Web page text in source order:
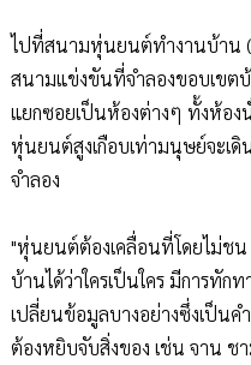
ไปที่สนามหุ่นยนต์ทำงานบ้าน
สนามแข่งขันที่จำลองขอบเขต
แยกซอยเป็นห้องต่างๆ ทั้งห้อง
หุ่นยนต์สูงเกือบเท่ามนุษย์จะเ
จำลอง
"หุ่นยนต์ต้องเคลื่อนที่โดยไม่ชน
บ้านได้ว่าใครเป็นใคร มีการทัก
เปลี่ยนข้อมูลบางอย่างซึ่งเป็น
ต้องหยิบจับสิ่งของ เช่น จาน ช